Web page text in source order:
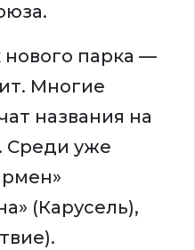
парка —
Многие
названия на
Среди уже
(Карусель),